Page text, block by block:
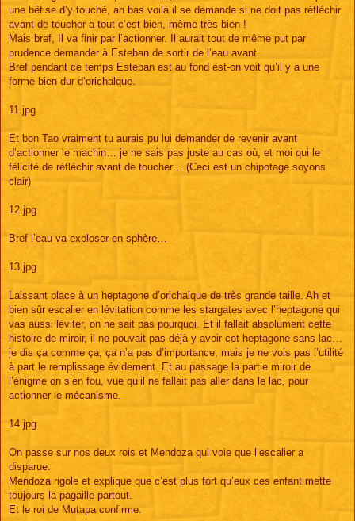
une bêtise d’y touché, ah bas voilà il se demande si ne doit pas réfléchir
avant de toucher a tout c’est bien, même très bien !
Mais bref, Il va finir par l’actionner. Il aurait tout de même put par
prudence demander à Esteban de sortir de l’eau avant.
Bref pendant ce temps Esteban est au fond est-on voit qu’il y a une
forme bien dur d’orichalque.
11.jpg
Et bon Tao vraiment tu aurais pu lui demander de revenir avant
d’actionner le machin… je ne sais pas juste au cas où, et moi qui le
félicité de réfléchir avant de toucher… (Ceci est un chipotage soyons
clair)
12.jpg
Bref l’eau va exploser en sphère…
13.jpg
Laissant place à un heptagone d’orichalque de très grande taille. Ah et
bien sûr escalier en lévitation comme les stargates avec l’heptagone qui
vas aussi léviter, on ne sait pas pourquoi. Et il fallait absolument cette
histoire de miroir, il ne pouvait pas déjà y avoir cet heptagone sans lac…
je dis ça comme ça, ça n’a pas d’importance, mais je ne vois pas l’utilité
à part le remplissage évidement. Et au passage la partie miroir de
l’énigme on s’en fou, vue qu’il ne fallait pas aller dans le lac, pour
actionner le mécanisme.
14.jpg
On passe sur nos deux rois et Mendoza qui voie que l’escalier a
disparue.
Mendoza rigole et explique que c’est plus fort qu’eux ces enfant mette
toujours la pagaille partout.
Et le roi de Mutapa confirme.